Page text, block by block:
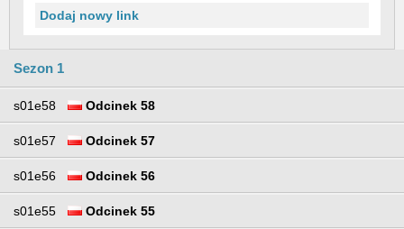
Dodaj nowy link
Sezon 1
s01e58 Odcinek 58
s01e57 Odcinek 57
s01e56 Odcinek 56
s01e55 Odcinek 55